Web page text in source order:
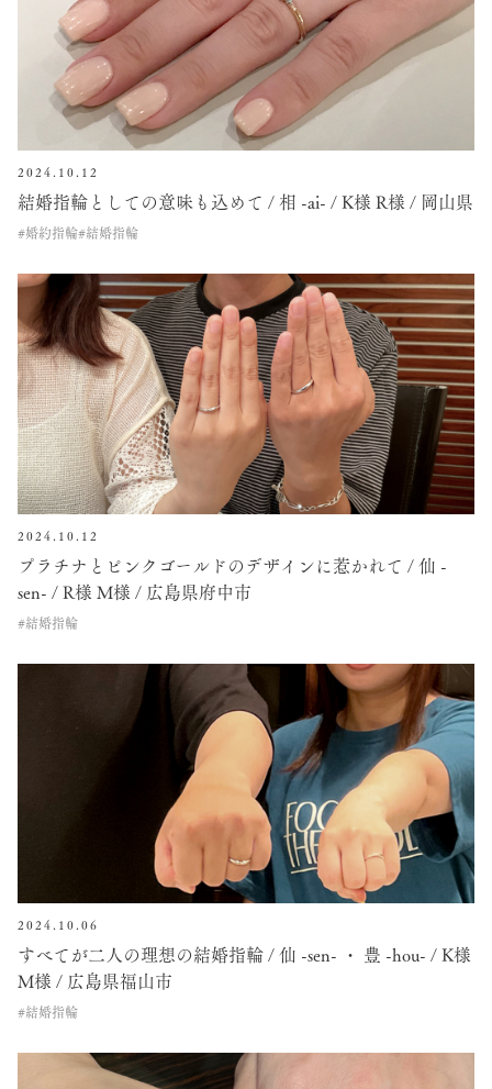
2024.10.12
結婚指輪としての意味も込めて / 相 -ai- / K様 R様 / 岡山県
#婚約指輪#結婚指輪
2024.10.12
プラチナとピンクゴールドのデザインに惹かれて / 仙 -
sen- / R様 M様 / 広島県府中市
#結婚指輪
2024.10.06
すべてが二人の理想の結婚指輪 / 仙 -sen- ・ 豊 -hou- / K様
M様 / 広島県福山市
#結婚指輪